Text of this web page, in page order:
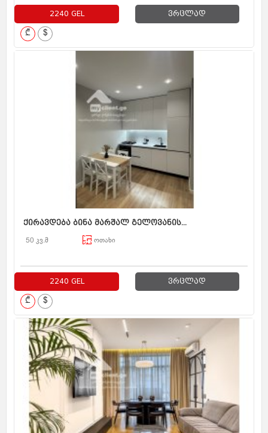
2240 GEL ვრცლად
₾ $
ქირავდება ბინა მარშალ გელოვანის...
50 კვ.მ ოთახი
2240 GEL ვრცლად
₾ $